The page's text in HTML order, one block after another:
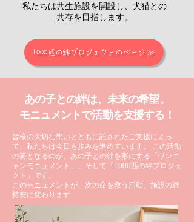
私たちは共生施設を開設し、犬猫との
共存を目指します。
1000匹の絆プロジェクトのページ ≫
あの子との絆は、未来の希望。
モニュメントで活動を支援する！
皆様の大切な想いとともに託されたご支援によっ
て、私たちは今日も歩みを進めています。 この活動
の要となるのが、あの子との絆を形にする「ワンニ
ャンモニュメント」、そして「1000匹の絆プロジェ
クト」です。
このモニュメントが、次の命を救う活動、施設の維
持費に変わります